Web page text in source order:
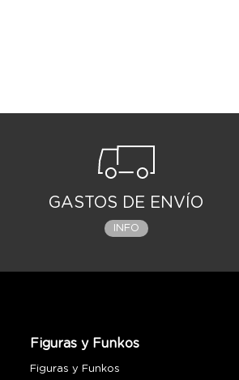
GASTOS DE ENVÍO
INFO
Figuras y Funkos
Figuras y Funkos